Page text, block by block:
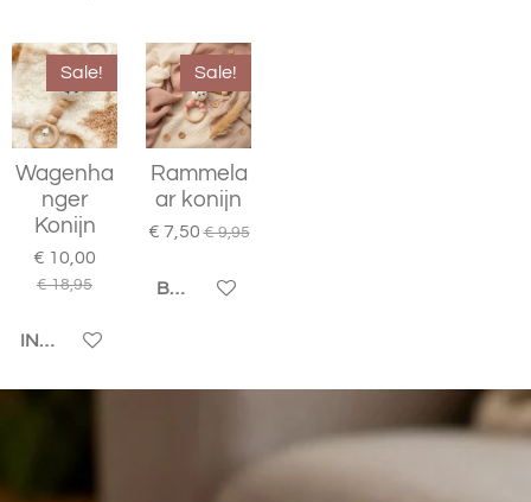
Sale!
Wagenha
nger
Konijn
€ 10,00
€ 18,95
IN WINKELWAGEN
Sale!
Rammela
ar konijn
€ 7,50 € 9,95
BEKIJK DETAILS